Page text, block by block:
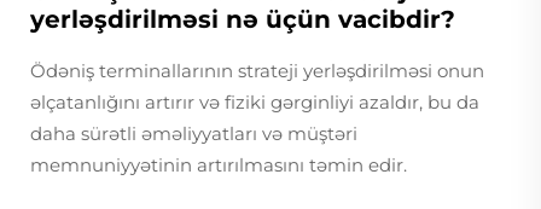
yerləşdirilməsi nə üçün vacibdir?
Ödəniş terminallarının strateji yerləşdirilməsi onun
əlçatanlığını artırır və fiziki gərginliyi azaldır, bu da
daha sürətli əməliyyatları və müştəri
memnuniyyətinin artırılmasını təmin edir.